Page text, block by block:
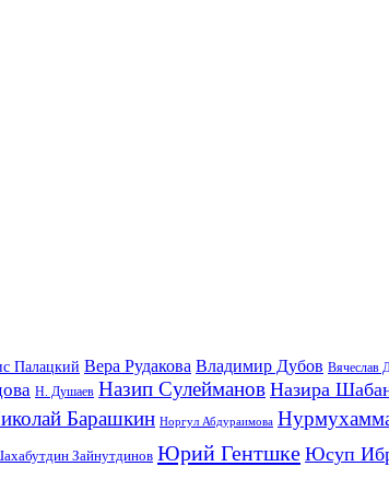
Палацкий Вера Рудакова Владимир Дубов Вячеслав
Н. Душаев Назип Сулейманов Назира
Барашкин Норгул Абдураимова
Зайнутдинов Юрий Гентшке Юсуп